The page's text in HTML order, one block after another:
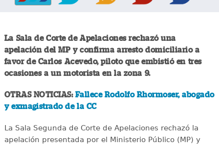
La Sala de Corte de Apelaciones rechazó una
apelación del MP y confirma arresto domiciliario a
favor de Carlos Acevedo, piloto que embistió en tres
ocasiones a un motorista en la zona 9.
OTRAS NOTICIAS: Fallece Rodolfo Rhormoser, abogado
y exmagistrado de la CC
La Sala Segunda de Corte de Apelaciones rechazó la
apelación presentada por el Ministerio Público (MP) y